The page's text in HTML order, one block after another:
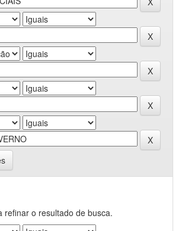
refinar o resultado de busca.